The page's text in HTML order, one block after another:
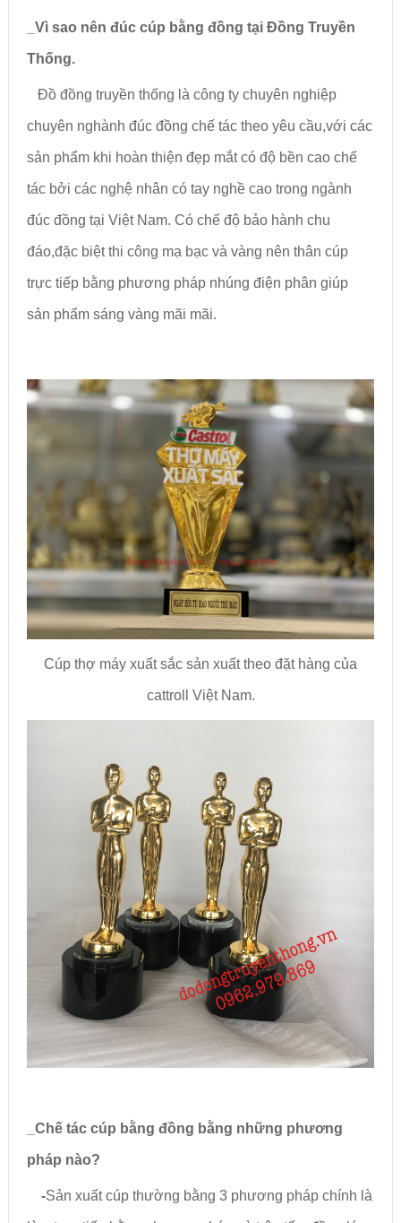
_Vì sao nên đúc cúp bằng đồng tại Đồng Truyền
Thống.
Đồ đồng truyền thống là công ty chuyên nghiệp
chuyên nghành đúc đồng chế tác theo yêu cầu,với các
sản phẩm khi hoàn thiện đẹp mắt có độ bền cao chế
tác bởi các nghệ nhân có tay nghề cao trong ngành
đúc đồng tại Việt Nam. Có chế độ bảo hành chu
đáo,đặc biệt thi công mạ bạc và vàng nên thân cúp
trực tiếp bằng phương pháp nhúng điện phân giúp
sản phẩm sáng vàng mãi mãi.
Cúp thợ máy xuất sắc sản xuất theo đặt hàng của
cattroll Việt Nam.
Chế tác cúp bằng đồng bằng những phương
pháp nào?
-Sản xuất cúp thường bằng 3 phương pháp chính là